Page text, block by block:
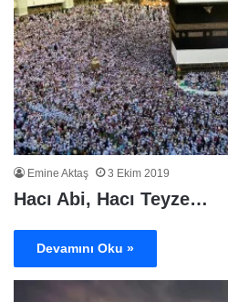
Emine Aktaş 3 Ekim 2019
Hacı Abi, Hacı Teyze…
Devamını Oku »